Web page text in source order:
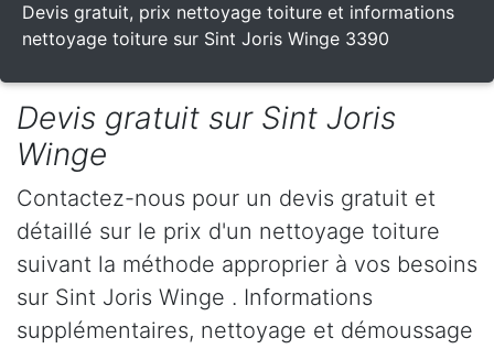
Devis gratuit, prix nettoyage toiture et informations
nettoyage toiture sur Sint Joris Winge 3390
Devis gratuit sur Sint Joris
Winge
Contactez-nous pour un devis gratuit et
détaillé sur le prix d'un nettoyage toiture
suivant la méthode approprier à vos besoins
sur Sint Joris Winge . Informations
supplémentaires, nettoyage et démoussage